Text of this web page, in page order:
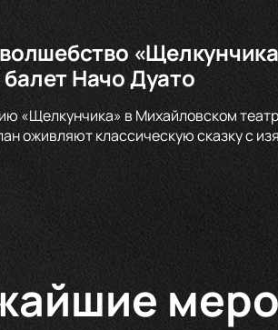
Начо Дуато
«Щелкунчика» в Михайловском
оживляют классическую сказку с